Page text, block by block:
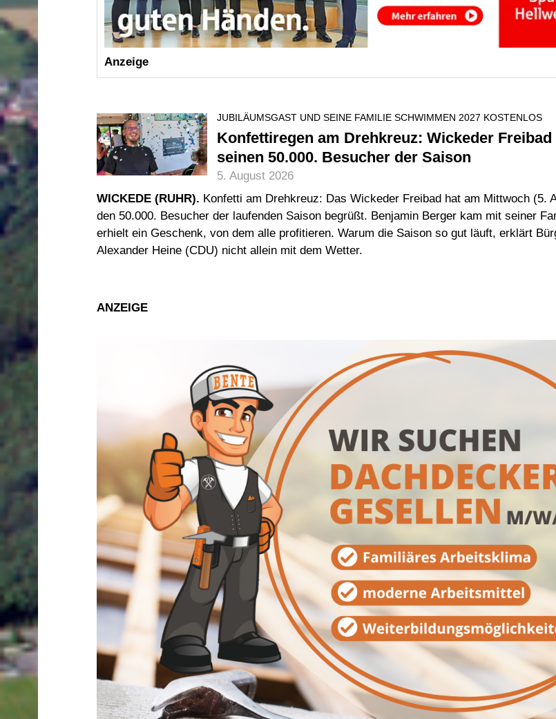
Anzeige
JUBILÄUMSGAST UND SEINE FAMILIE SCHWIMMEN 2027 KOSTENLOS
Konfettiregen am Drehkreuz: Wickeder
seinen 50.000. Besucher der Saison
5. August 2026
WICKEDE (RUHR). Konfetti am Drehkreuz: Das Wickeder Freibad hat am Mittwoch (5.
den 50.000. Besucher der laufenden Saison begrüßt. Benjamin Berger kam mit seiner
erhielt ein Geschenk, von dem alle profitieren. Warum die Saison so gut läuft, erklärt
Alexander Heine (CDU) nicht allein mit dem Wetter.
ANZEIGE